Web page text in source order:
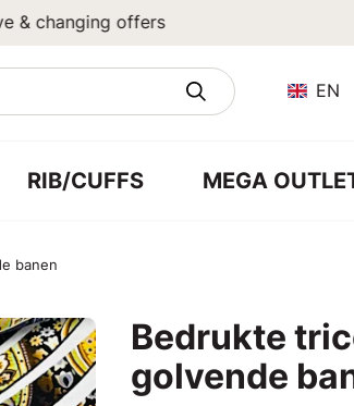
changing offers
EN
RIB/CUFFS MEGA
banen
Bedrukte
golvende